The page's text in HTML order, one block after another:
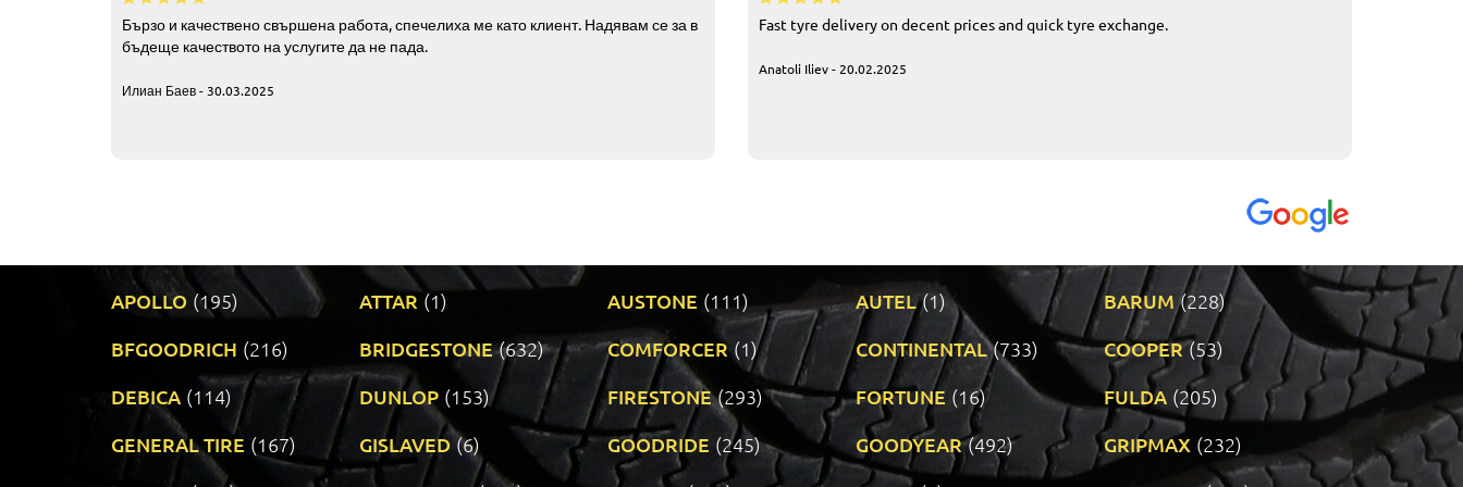
Бързо и качествено свършена работа, спечелиха ме като клиент. Надявам се за в
бъдеще качеството на услугите да не пада.
Илиан Баев - 30.03.2025
Fast tyre delivery on decent prices and quick tyre exchange.
Anatoli Iliev - 20.02.2025
APOLLO (195) ATTAR (1) AUSTONE (111) AUTEL (1) BARUM (228)
BFGOODRICH (216) BRIDGESTONE (632) COMFORCER (1) CONTINENTAL (733) COOPER (53)
DEBICA (114) DUNLOP (153) FIRESTONE (293) FORTUNE (16) FULDA (205)
GENERAL TIRE (167) GISLAVED (6) GOODRIDE (245) GOODYEAR (492) GRIPMAX (232)